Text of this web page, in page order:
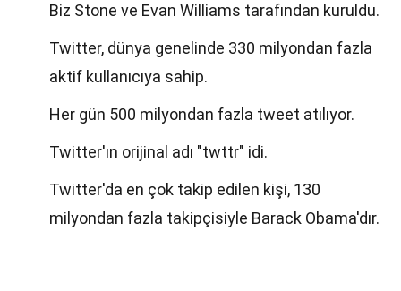
Biz Stone ve Evan Williams tarafından kuruldu.
Twitter, dünya genelinde 330 milyondan fazla
aktif kullanıcıya sahip.
Her gün 500 milyondan fazla tweet atılıyor.
Twitter'ın orijinal adı "twttr" idi.
Twitter'da en çok takip edilen kişi, 130
milyondan fazla takipçisiyle Barack Obama'dır.